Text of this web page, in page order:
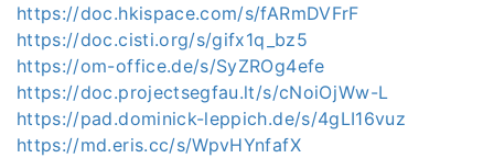
https://doc.hkispace.com/s/fARmDVFrF
https://doc.cisti.org/s/gifx1q_bz5
https://om-office.de/s/SyZROg4efe
https://doc.projectsegfau.lt/s/cNoiOjWw-L
https://pad.dominick-leppich.de/s/4gLI16vuz
https://md.eris.cc/s/WpvHYnfafX